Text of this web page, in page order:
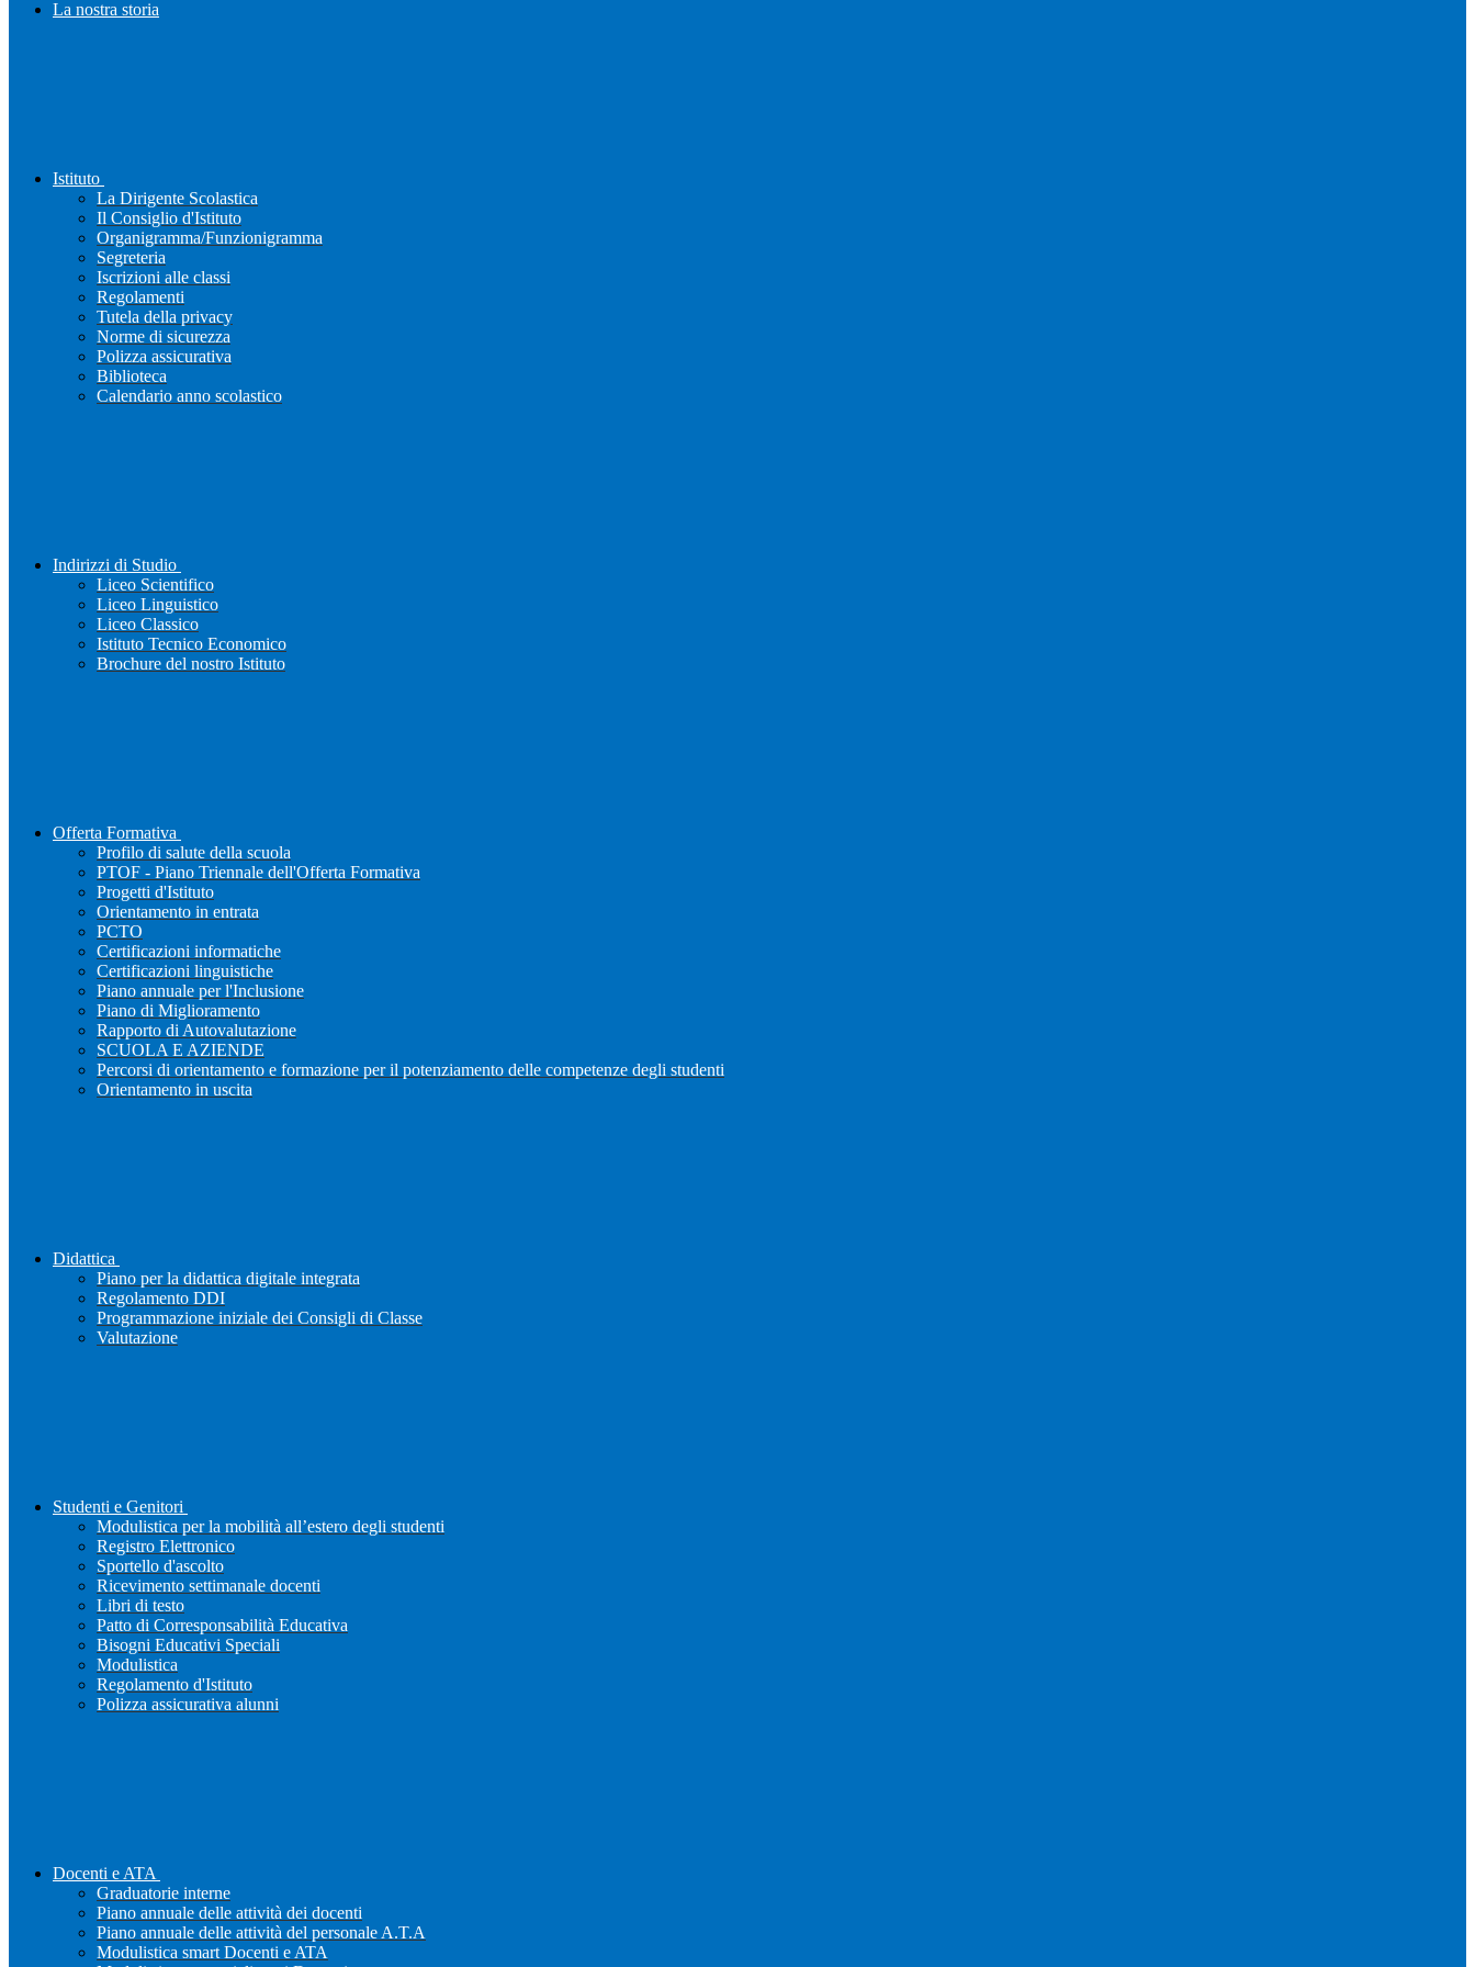
La nostra storia
Istituto
La Dirigente Scolastica
Il Consiglio d'Istituto
Organigramma/Funzionigramma
Segreteria
Iscrizioni alle classi
Regolamenti
Tutela della privacy
Norme di sicurezza
Polizza assicurativa
Biblioteca
Calendario anno scolastico
Indirizzi di Studio
Liceo Scientifico
Liceo Linguistico
Liceo Classico
Istituto Tecnico Economico
Brochure del nostro Istituto
Offerta Formativa
Profilo di salute della scuola
PTOF - Piano Triennale dell'Offerta Formativa
Progetti d'Istituto
Orientamento in entrata
PCTO
Certificazioni informatiche
Certificazioni linguistiche
Piano annuale per l'Inclusione
Piano di Miglioramento
Rapporto di Autovalutazione
SCUOLA E AZIENDE
Percorsi di orientamento e formazione per il potenziamento delle competenze degli studenti
Orientamento in uscita
Didattica
Piano per la didattica digitale integrata
Regolamento DDI
Programmazione iniziale dei Consigli di Classe
Valutazione
Studenti e Genitori
Modulistica per la mobilità all’estero degli studenti
Registro Elettronico
Sportello d'ascolto
Ricevimento settimanale docenti
Libri di testo
Patto di Corresponsabilità Educativa
Bisogni Educativi Speciali
Modulistica
Regolamento d'Istituto
Polizza assicurativa alunni
Docenti e ATA
Graduatorie interne
Piano annuale delle attività dei docenti
Piano annuale delle attività del personale A.T.A
Modulistica smart Docenti e ATA